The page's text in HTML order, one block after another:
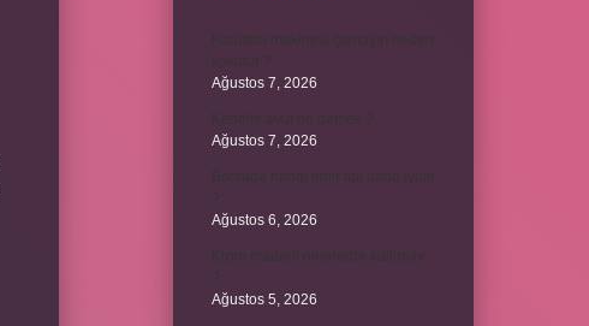
Kurutma makinesi çamaşırı neden
kokutur ?
Ağustos 7, 2026
Kendini avut ne demek ?
Ağustos 7, 2026
Borsada hangi emir tipi daha iyidir
Ağustos 6, 2026
Krom madeni nerelerde kullanılır
Ağustos 5, 2026